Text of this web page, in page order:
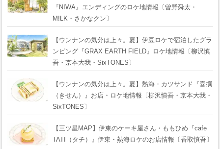
『NIWA』エンディングのロケ地情報〔曽野舜太・
M!LK・さかなクン〕
【ウンナンの気分は上々。夏】伊豆ロケで宿泊したグラ
ンピング『GRAX EARTH FIELD』ロケ地情報〔柳沢慎
吾・京本大我・SixTONES〕
【ウンナンの気分は上々。夏】熱海・カツサンド『喜撰
（きせん）』お店・ロケ地情報〔柳沢慎吾・京本大我・
SixTONES〕
【三ツ星MAP】伊東のケーキ屋さん・ももひめ『cafe
TATI（タチ）』伊東・熱海ロケのお店情報〔香取慎吾〕